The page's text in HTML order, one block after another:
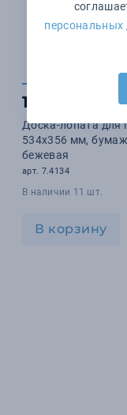
10 461 ₽
Доска-лопата для
534x356 мм,
бежевая
арт. 7.4134
В наличии 11 шт.
В корзину